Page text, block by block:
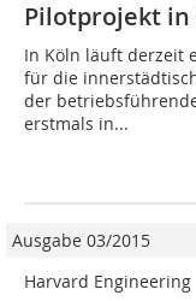
Pilotprojekt
In Köln läuft derzeit
für die
der
erstmals in...
Ausgabe 03/2015
Harvard Engineering